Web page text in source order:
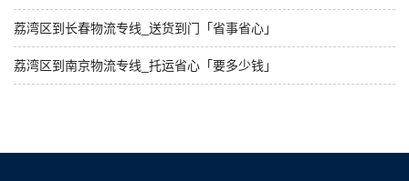
荔湾区到长春物流专线_送货到门「省事省心」
荔湾区到南京物流专线_托运省心「要多少钱」